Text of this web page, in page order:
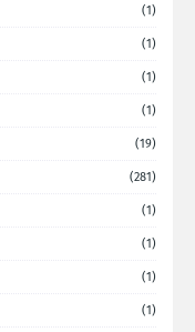
(1)
(1)
(1)
(1)
(19)
(281)
(1)
(1)
(1)
(1)